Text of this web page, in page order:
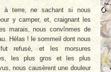
à terre, ne sachant si nous
y camper, et, craignant les
marais, nous convînmes de
Hélas ! le sommeil dont nous
refusé, et les morsures
les plus gros et les plus
nous causèrent une douleur